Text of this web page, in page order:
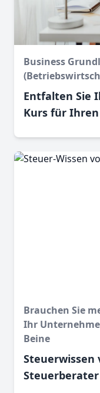
Business
Entfalten Sie
Kurs für Ihren
Brauchen Sie
Ihr
Beine
Steuerwissen